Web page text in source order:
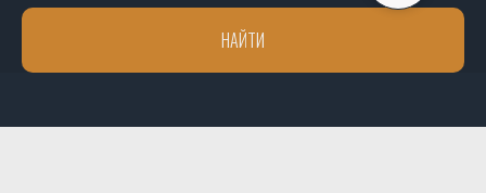
НАЙТИ